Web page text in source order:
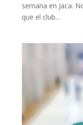
semana en Jaca.
que el club...